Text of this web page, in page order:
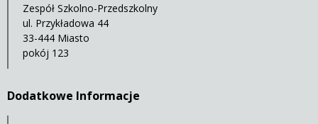
Zespół Szkolno-Przedszkolny
ul. Przykładowa 44
33-444 Miasto
pokój 123
Dodatkowe Informacje